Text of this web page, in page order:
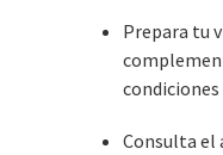
Prepara tu
condiciones
Consulta el